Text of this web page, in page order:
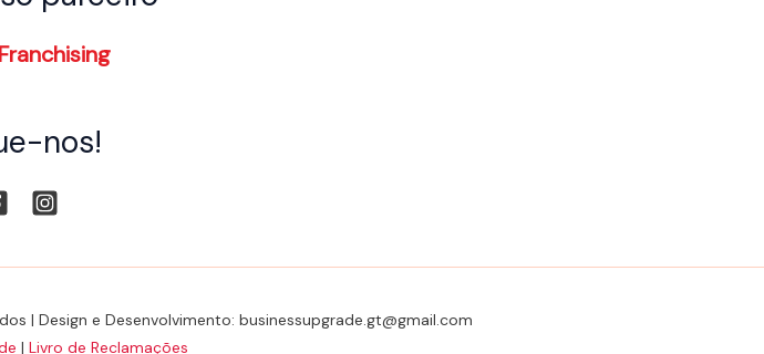
nos!
| Design e Desenvolvimento: businessupgrade.gt@gmail.com
| Livro de Reclamações